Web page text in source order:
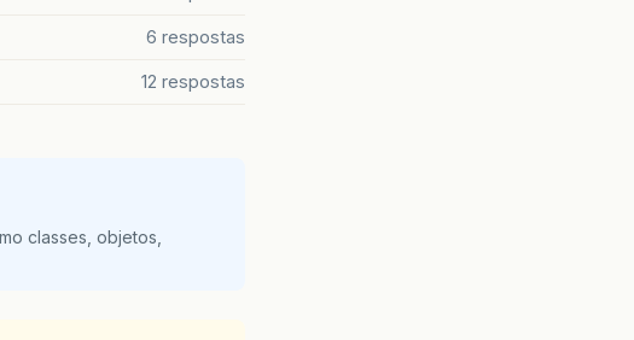
6 respostas
12 respostas
classes, objetos,